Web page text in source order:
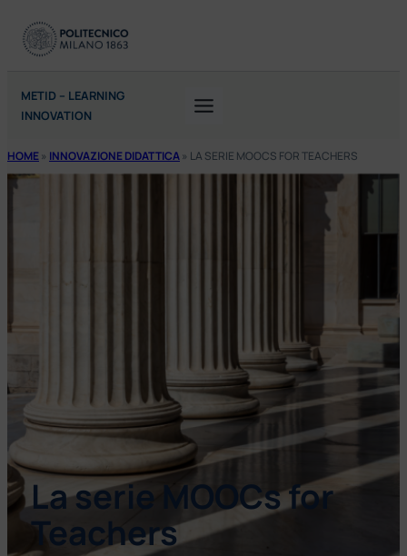
METID – LEARNING
INNOVATION
HOME» INNOVAZIONE DIDATTICA» LA SERIE MOOCS FOR TEACHERS
La serie MOOCs for
Teachers